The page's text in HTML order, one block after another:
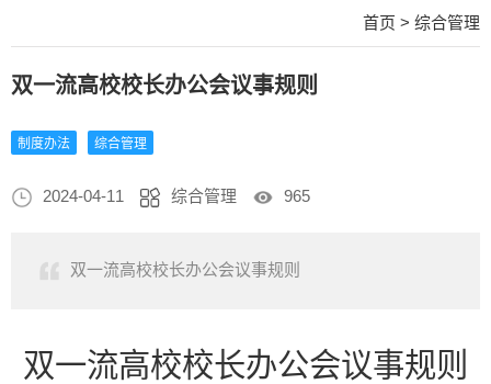
首页 > 综合管理
双一流高校校长办公会议事规则
制度办法 综合管理
2024-04-11 综合管理 965
双一流高校校长办公会议事规则
双一流高校校长办公会议事规则